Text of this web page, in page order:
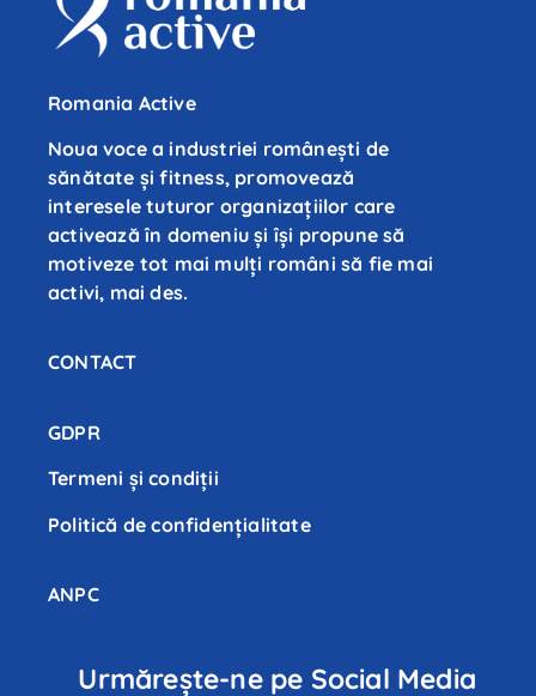
Romania Active
Noua voce a industriei românești de
sănătate și fitness, promovează
interesele tuturor organizațiilor care
activează în domeniu și își propune să
motiveze tot mai mulți români să fie mai
activi, mai des.
CONTACT
GDPR
Termeni și condiții
Politică de confidenţialitate
ANPC
Urmărește-ne pe Social Media